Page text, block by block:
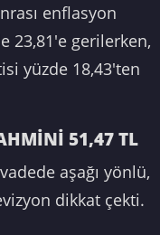
enflasyon
23,81'e gerilerken,
yüzde 18,43'ten
51,47 TL
aşağı yönlü,
dikkat çekti.